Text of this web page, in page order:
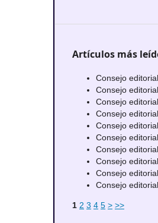
Artículos más
Consejo editorial,
Consejo editorial,
Consejo editorial,
Consejo editorial,
Consejo editorial,
Consejo editorial,
Consejo editorial,
Consejo editorial,
Consejo editorial,
Consejo editorial,
1 2 3 4 5 > >>